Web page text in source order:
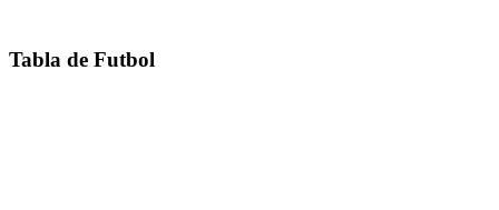
Tabla de Futbol